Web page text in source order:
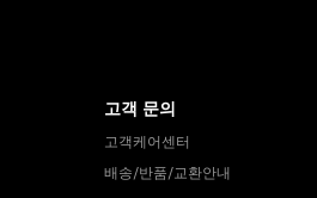
고객 문의
고객케어센터
배송/반품/교환안내